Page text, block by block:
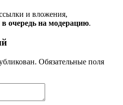
и вложения,
в очередь на модерацию.
Обязательные поля